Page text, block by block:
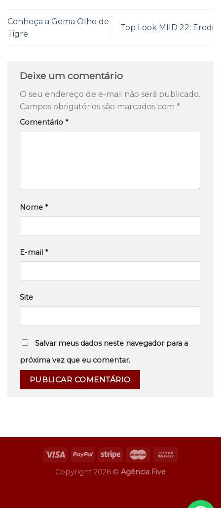
Conheça a Gema Olho de
Tigre
Top Look MIID 22: Erodi
Deixe um comentário
O seu endereço de e-mail não será publicado.
Campos obrigatórios são marcados com *
Comentário *
Nome *
E-mail *
Site
Salvar meus dados neste navegador para a
próxima vez que eu comentar.
Copyright 2026 © Agência Five